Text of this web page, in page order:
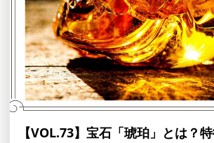
【VOL.73】宝石「琥珀」とは？特